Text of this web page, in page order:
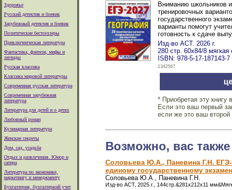
Здоровье
Русский детектив и боевик
Зарубежный детектив и боевик
Политические бестселлеры
Приключенческая литература
Фантастика, фэнтези, мифы и
легенды
Русская классика
Классика мировой литературы
Современная русская литература
Современная зарубежная
литература
Литература для детей и о детях
Любовный роман
Кулинарная литература
Женские секреты
Дом, сад, усадьба
Отдых и развлечения. Юмор и
сатира
Литература по экономике,
маркетингу и менеджменту
Бухгалтерия, бухгалтеркий учет
Вниманию школьников
тренировочных
государственного
варианты помогут
готовность к сдаче
Изд-во АСТ. 2026 г.
280 стр. 60x84/8 мягкая
ISBN: 978-5-17-187143-7
1342567
* Приобретая эту книгу
Если это ваш первый
если же это ваш второй
Возможно, вас
Соловьева Ю.А., Паневина Г.Н. ЕГЭ-
единому государственному
Соловьева Ю.А., Паневина Г.Н.
Изд-во АСТ, 2025 г., 144стр.&281x212x11